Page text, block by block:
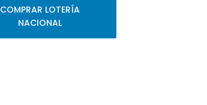
COMPRAR LOTERÍA
NACIONAL